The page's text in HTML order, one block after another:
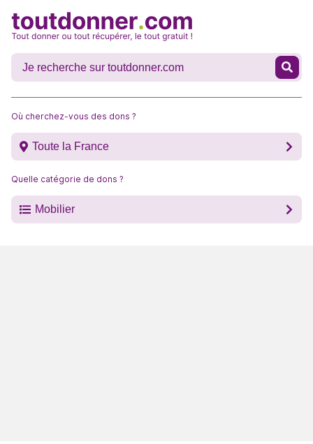
Où cherchez-vous des dons ?
Toute la France
Quelle catégorie de dons ?
Mobilier